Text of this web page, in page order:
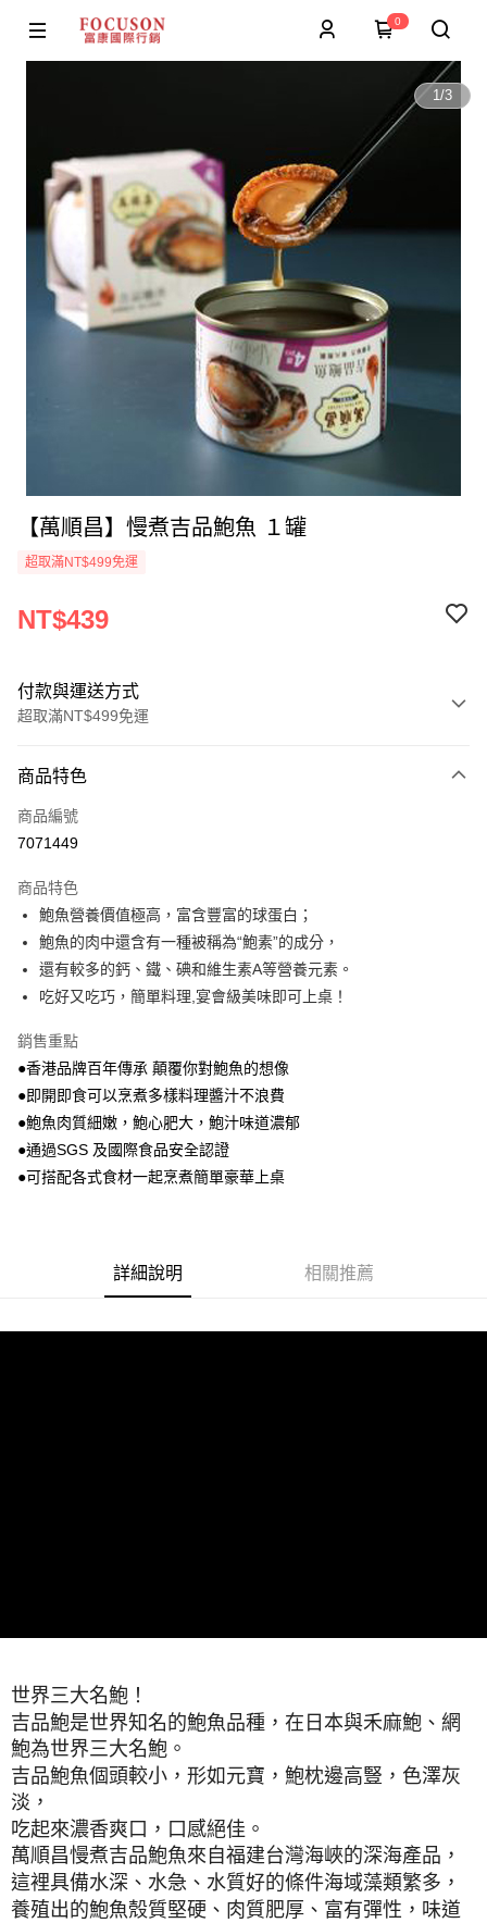
0
1/3
【萬順昌】慢煮吉品鮑魚 １罐
超取滿NT$499免運
NT$439
付款與運送方式
超取滿NT$499免運
信用卡一次付款
超商取貨付款
悠遊付
運送方式
全家取貨付款
7-11取貨付款
每筆NT$80，滿NT$499(含以上)免運費
每筆NT$100，滿NT$888(含以上)免運費
商品特色
商品編號
7071449
商品特色
鮑魚營養價值極高，富含豐富的球蛋白；
鮑魚的肉中還含有一種被稱為“鮑素”的成分，
還有較多的鈣、鐵、碘和維生素A等營養元素。
吃好又吃巧，簡單料理,宴會級美味即可上桌！
銷售重點
●香港品牌百年傳承 顛覆你對鮑魚的想像
●即開即食可以烹煮多樣料理醬汁不浪費
●鮑魚肉質細嫩，鮑心肥大，鮑汁味道濃郁
●通過SGS 及國際食品安全認證
●可搭配各式食材一起烹煮簡單豪華上桌
詳細說明 相關推薦
世界三大名鮑！
吉品鮑是世界知名的鮑魚品種，在日本與禾麻鮑、網
鮑為世界三大名鮑。
吉品鮑魚個頭較小，形如元寶，鮑枕邊高豎，色澤灰
淡，
吃起來濃香爽口，口感絕佳。
萬順昌慢煮吉品鮑魚來自福建台灣海峽的深海產品，
這裡具備水深、水急、水質好的條件海域藻類繁多，
養殖出的鮑魚殼質堅硬、肉質肥厚、富有彈性，味道